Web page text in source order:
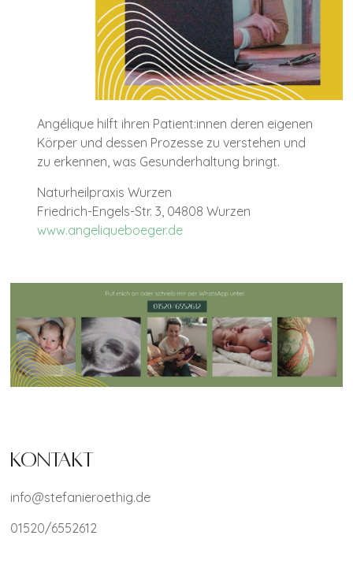
Angélique hilft ihren Patient:innen deren eigenen
Körper und dessen Prozesse zu verstehen und
zu erkennen, was Gesunderhaltung bringt.
Naturheilpraxis Wurzen
Friedrich-Engels-Str. 3, 04808 Wurzen
www.angeliqueboeger.de
Kontakt
info@stefanieroethig.de
01520/6552612